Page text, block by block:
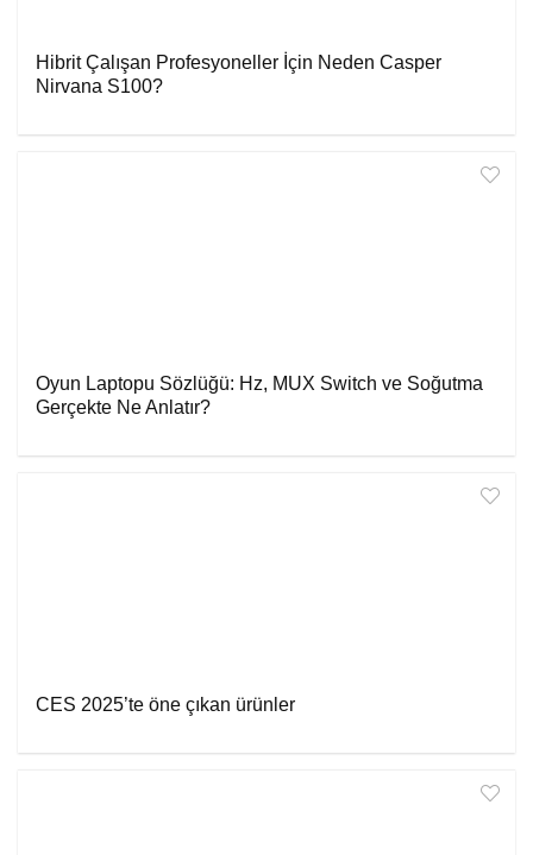
Hibrit Çalışan Profesyoneller İçin Neden Casper
Nirvana S100?
Oyun Laptopu Sözlüğü: Hz, MUX Switch ve Soğutma
Gerçekte Ne Anlatır?
CES 2025’te öne çıkan ürünler